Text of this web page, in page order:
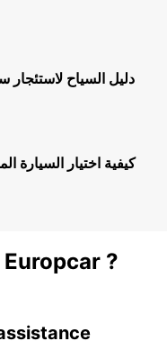
دليل السياح لاستئجار
كيفية اختيار السيارة
?